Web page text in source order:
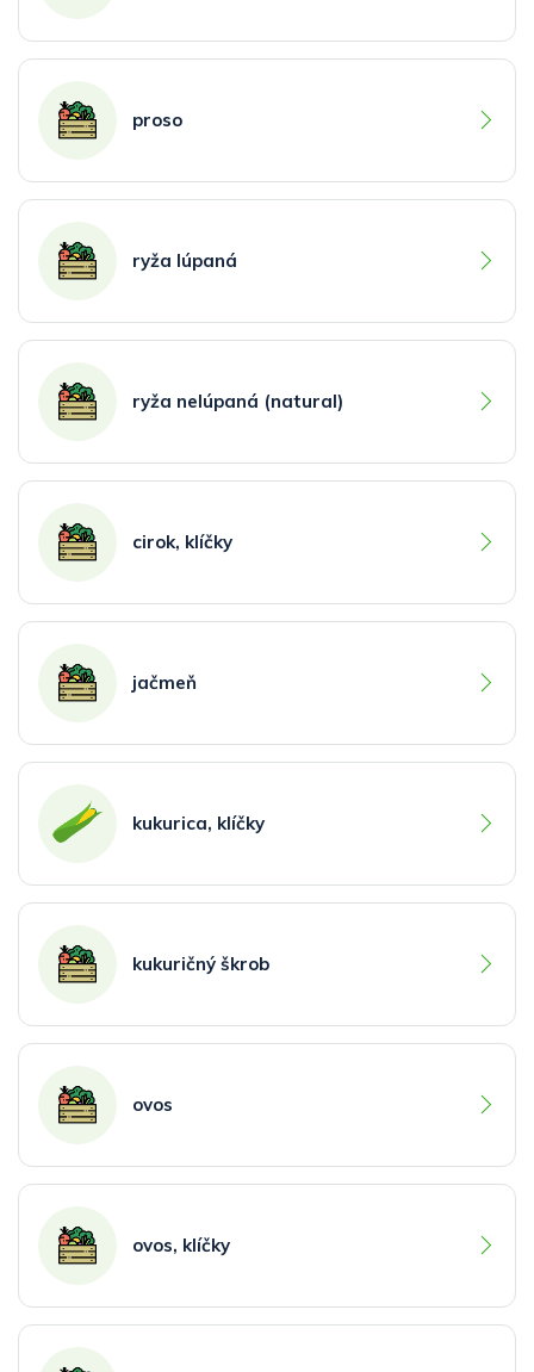
proso
ryža lúpaná
ryža nelúpaná (natural)
cirok, klíčky
jačmeň
kukurica, klíčky
kukuričný škrob
ovos
ovos, klíčky